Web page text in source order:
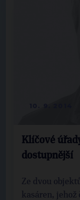
Klíčové
dostupnější
Ze dvou
kasáren,